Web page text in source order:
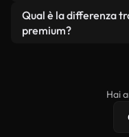
filigrane. Avrai a
all'uso.
Sì. Siete liberi di
nostri video.
Qual è la differenza
premium?
Hai